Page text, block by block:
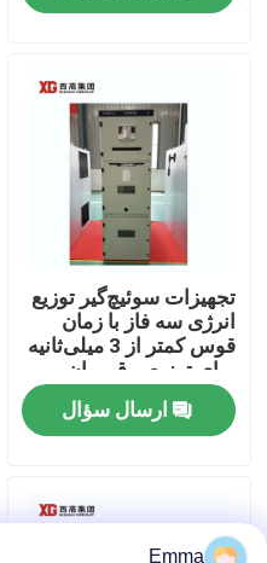
درباره ما
کنترل کیفیت
با ما تماس بگیرید
درخواست نقل قول
سوئیچ شکست بار هوا
توزیع برق توزیع برق
تجهیزات سوئیچ‌گیر توزیع
انرژی سه فاز با زمان
قوس کمتر از 3 میلی‌ثانیه
برای توزیع برق روان
ارسال سؤال
Emma